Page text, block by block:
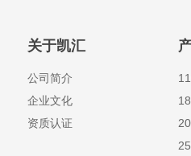
关于凯汇
公司简介
企业文化
资质认证